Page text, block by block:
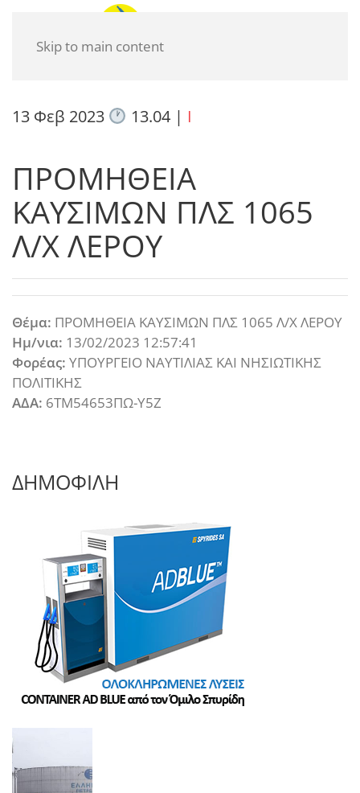
Skip to main content
13 Φεβ 2023 13.04| I
ΠΡΟΜΗΘΕΙΑ
ΚΑΥΣΙΜΩΝ ΠΛΣ 1065
Λ/Χ ΛΕΡΟΥ
Θέμα: ΠΡΟΜΗΘΕΙΑ ΚΑΥΣΙΜΩΝ ΠΛΣ 1065 Λ/Χ ΛΕΡΟΥ
Ημ/νια: 13/02/2023 12:57:41
Φορέας: ΥΠΟΥΡΓΕΙΟ ΝΑΥΤΙΛΙΑΣ ΚΑΙ ΝΗΣΙΩΤΙΚΗΣ
ΠΟΛΙΤΙΚΗΣ
ΑΔΑ: 6ΤΜ54653ΠΩ-Υ5Ζ
ΔΗΜΟΦΙΛΗ